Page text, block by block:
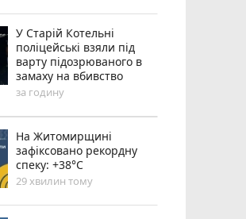
У Старій Котельні
поліцейські взяли під
варту підозрюваного в
замаху на вбивство
за годину
Н️а Житомирщині
зафіксовано рекордну
спеку: +38°C
29 хвилин тому